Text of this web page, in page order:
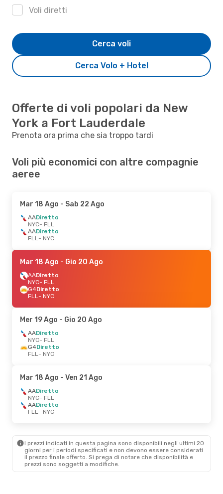
Voli diretti
Cerca Volo + Hotel
Cerca voli
Offerte di voli popolari da New
York a Fort Lauderdale
Prenota ora prima che sia troppo tardi
Voli più economici con altre compagnie
aeree
Mar 18 Ago - Sab 22 Ago
AADiretto
NYC- FLL
AADiretto
FLL- NYC
Mar 18 Ago - Gio 20 Ago
AADiretto
NYC- FLL
G4Diretto
FLL- NYC
Mer 19 Ago - Gio 20 Ago
AADiretto
NYC- FLL
G4Diretto
FLL- NYC
Mar 18 Ago - Ven 21 Ago
AADiretto
NYC- FLL
AADiretto
FLL- NYC
I prezzi indicati in questa pagina sono disponibili negli ultimi 20
giorni per i periodi specificati e non devono essere considerati
il ​​prezzo finale offerto. Si prega di notare che disponibilità e
prezzi sono soggetti a modifiche.